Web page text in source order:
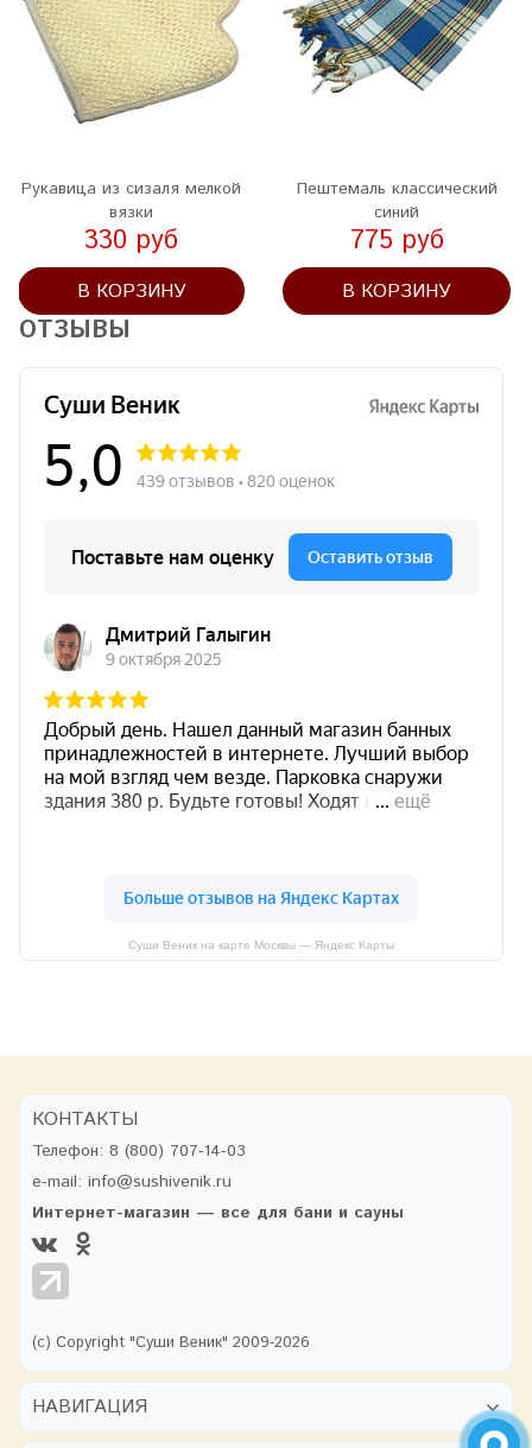
Рукавица из сизаля мелкой
вязки
330 руб
В КОРЗИНУ
Пештемаль классический
синий
775 руб
В КОРЗИНУ
ОТЗЫВЫ
Суши Веник на карте Москвы — Яндекс Карты
КОНТАКТЫ
Телефон: 8 (800) 707-14-03
e-mail: info@sushivenik.ru
Интернет-магазин — все для бани и сауны
(с) Copyright "Суши Веник" 2009-2026
НАВИГАЦИЯ